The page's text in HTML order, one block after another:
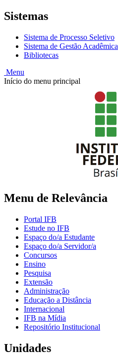
Sistemas
Sistema de Processo Seletivo
Sistema de Gestão Acadêmica
Bibliotecas
Menu
Início do menu principal
Menu de Relevância
Portal IFB
Estude no IFB
Espaço do/a Estudante
Espaço do/a Servidor/a
Concursos
Ensino
Pesquisa
Extensão
Administração
Educação a Distância
Internacional
IFB na Mídia
Repositório Institucional
Unidades